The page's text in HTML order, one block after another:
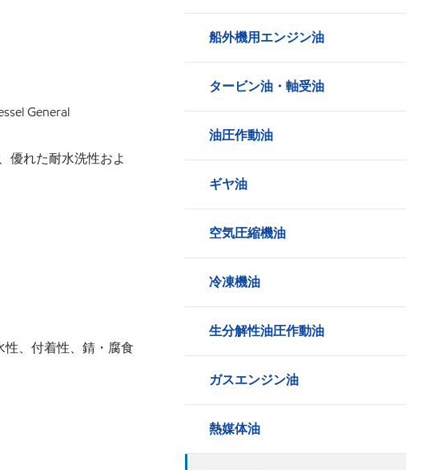
General
優れた耐水洗性およ
、付着性、錆・腐食
船外機用エンジン油
タービン油・軸受油
油圧作動油
ギヤ油
空気圧縮機油
冷凍機油
生分解性油圧作動油
ガスエンジン油
熱媒体油